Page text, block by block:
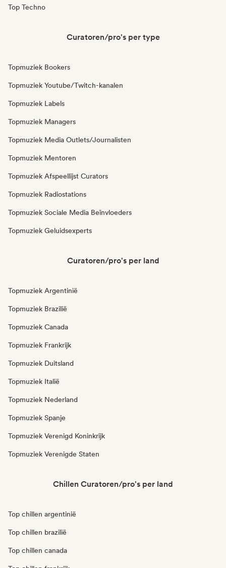
Top Techno
Curatoren/pro's per type
Topmuziek Bookers
Topmuziek Youtube/Twitch-kanalen
Topmuziek Labels
Topmuziek Managers
Topmuziek Media Outlets/Journalisten
Topmuziek Mentoren
Topmuziek Afspeellijst Curators
Topmuziek Radiostations
Topmuziek Sociale Media Beïnvloeders
Topmuziek Geluidsexperts
Curatoren/pro's per land
Topmuziek Argentinië
Topmuziek Brazilië
Topmuziek Canada
Topmuziek Frankrijk
Topmuziek Duitsland
Topmuziek Italië
Topmuziek Nederland
Topmuziek Spanje
Topmuziek Verenigd Koninkrijk
Topmuziek Verenigde Staten
Chillen Curatoren/pro's per land
Top chillen argentinië
Top chillen brazilië
Top chillen canada